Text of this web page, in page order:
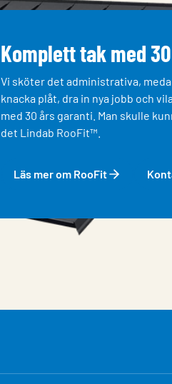
Komplett tak med
Vi sköter det administrativa,
knacka plåt, dra in nya jobb och
med 30 års garanti. Man skulle
det Lindab RooFit™.
Läs mer om RooFit